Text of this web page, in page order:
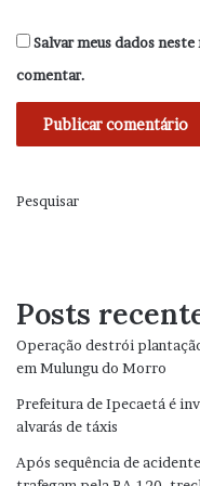
Salvar meus dados
comentar.
Pesquisar
Posts
Operação destrói
em Mulungu do Morro
Prefeitura de Ipecaetá é
alvarás de táxis
Após sequência de